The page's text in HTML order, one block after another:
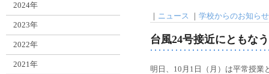
｜ ニュース ｜ 学校からのお知らせ
台風24号接近にともな
明日、10月1日（月）は平常授業
2024年
2023年
2022年
2021年